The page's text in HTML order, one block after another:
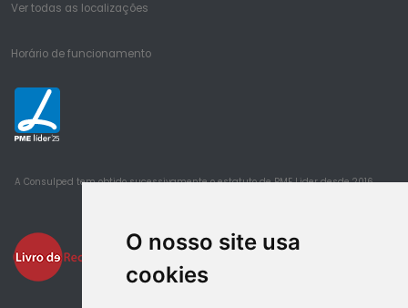
O nosso site usa
cookies
Ver todas as localizações
Horário de funcionamento
25
A Consulped tem obtido sucessivamente o estatuto de PME Lider desde 2016